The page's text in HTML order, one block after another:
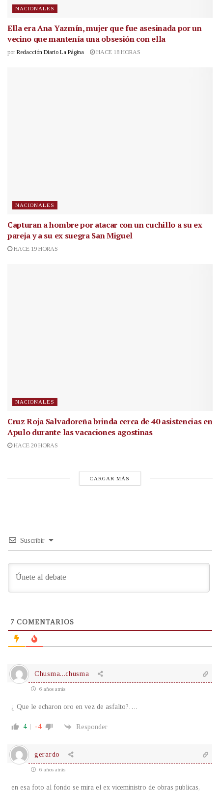
NACIONALES
Ella era Ana Yazmín, mujer que fue asesinada por un
vecino que mantenía una obsesión con ella
por Redacción Diario La Página HACE 18 HORAS
NACIONALES
Capturan a hombre por atacar con un cuchillo a su ex
pareja y a su ex suegra San Miguel
HACE 19 HORAS
NACIONALES
Cruz Roja Salvadoreña brinda cerca de 40 asistencias en
Apulo durante las vacaciones agostinas
HACE 20 HORAS
CARGAR MÁS
Suscribir
7 COMENTARIOS
Chusma...chusma
6 años atrás
¿ Que le echaron oro en vez de asfalto?….
4 -4 Responder
gerardo
6 años atrás
en esa foto al fondo se mira el ex viceministro de obras publicas,